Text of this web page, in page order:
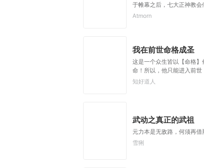
于帷幕之后，七大正神教
者是陷入污染与疯狂之前
Atmorn
我在前世命格成圣
这是一个众生皆以【命格
命！所以，他只能进入前
成。炽白命格】【饕食之
知好道人
武动之真正的武祖
元力本是无敌路，何须再借
雪猁